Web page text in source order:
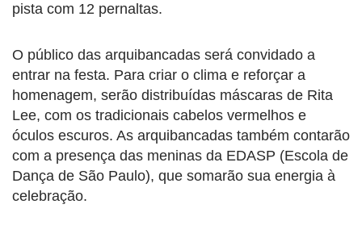
pista com 12 pernaltas.
O público das arquibancadas será convidado a
entrar na festa. Para criar o clima e reforçar a
homenagem, serão distribuídas máscaras de Rita
Lee, com os tradicionais cabelos vermelhos e
óculos escuros. As arquibancadas também contarão
com a presença das meninas da EDASP (Escola de
Dança de São Paulo), que somarão sua energia à
celebração.